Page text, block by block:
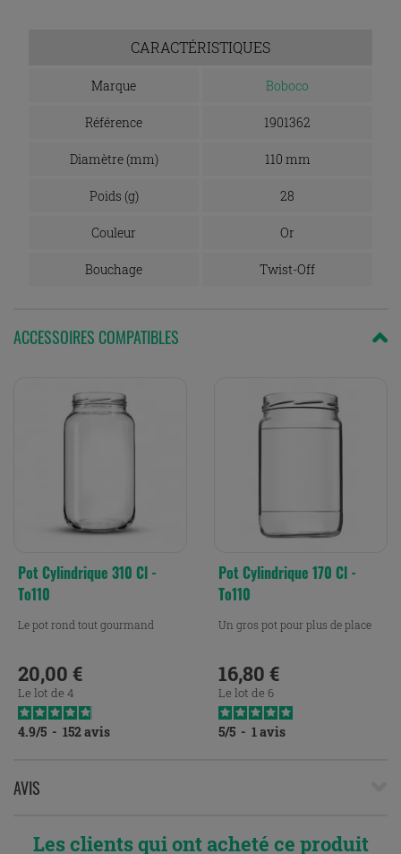
CARACTÉRISTIQUES
Marque Boboco
Référence 1901362
Diamètre (mm) 110 mm
Poids (g) 28
Couleur Or
Bouchage Twist-Off
ACCESSOIRES COMPATIBLES
Pot Cylindrique 310 Cl -
To110
Le pot rond tout gourmand
Prix
20,00 €
Le lot de 4
4.9/5 - 152avis
Pot Cylindrique 170 Cl -
To110
Un gros pot pour plus de place
Prix
16,80 €
Le lot de 6
5/5 - 1avis
AVIS
Les clients qui ont acheté ce produit